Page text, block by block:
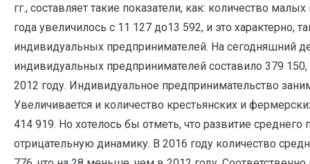
гг., составляет такие показатели, как: количество
года увеличилось с 11 127 до13 592, и это характерно,
индивидуальных предпринимателей. На сегодняшний
индивидуальных предпринимателей составило 379
2012 году. Индивидуальное предпринимательство
Увеличивается и количество крестьянских и
414 919. Но хотелось бы отметь, что развитие
отрицательную динамику. В 2016 году количество